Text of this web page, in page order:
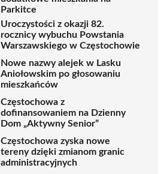
Parkitce
Uroczystości z okazji 82.
rocznicy wybuchu Powstania
Warszawskiego w Częstochowie
Nowe nazwy alejek w Lasku
Aniołowskim po głosowaniu
mieszkańców
Częstochowa z
dofinansowaniem na Dzienny
Dom „Aktywny Senior”
Częstochowa zyska nowe
tereny dzięki zmianom granic
administracyjnych